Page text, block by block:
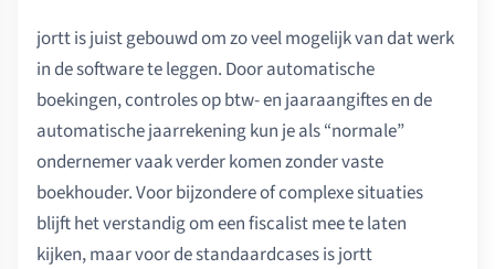
jortt is juist gebouwd om zo veel mogelijk van dat werk
in de software te leggen. Door automatische
boekingen, controles op btw- en jaaraangiftes en de
automatische jaarrekening kun je als “normale”
ondernemer vaak verder komen zonder vaste
boekhouder. Voor bijzondere of complexe situaties
blijft het verstandig om een fiscalist mee te laten
kijken, maar voor de standaardcases is jortt